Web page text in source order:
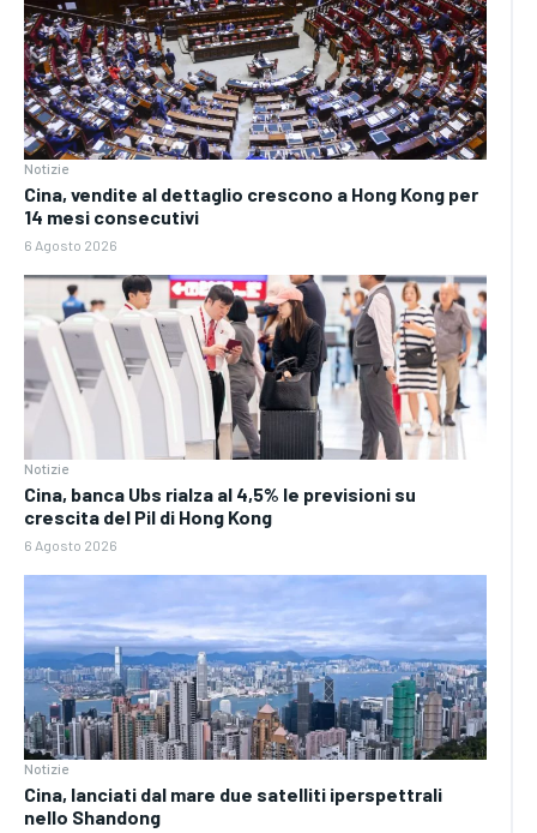
Notizie
Cina, vendite al dettaglio crescono a Hong Kong per
14 mesi consecutivi
6 Agosto 2026
Notizie
Cina, banca Ubs rialza al 4,5% le previsioni su
crescita del Pil di Hong Kong
6 Agosto 2026
Notizie
Cina, lanciati dal mare due satelliti iperspettrali
nello Shandong